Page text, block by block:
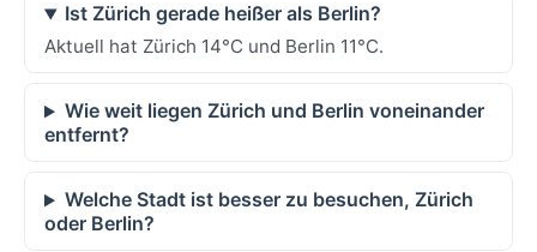
Ist Zürich gerade heißer als Berlin?
Aktuell hat Zürich 14°C und Berlin 11°C.
Wie weit liegen Zürich und Berlin voneinander
entfernt?
Welche Stadt ist besser zu besuchen, Zürich
oder Berlin?